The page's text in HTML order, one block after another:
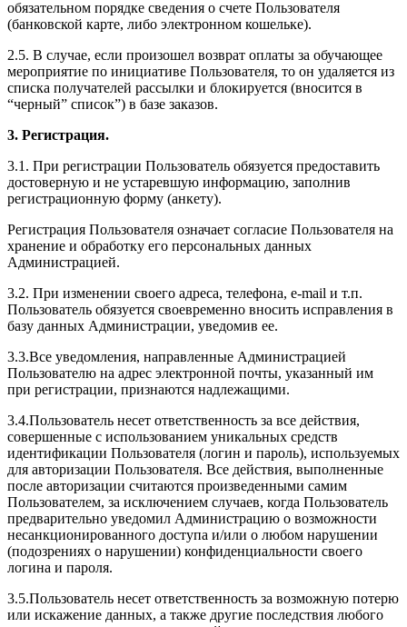
обязательном порядке сведения о счете Пользователя
(банковской карте, либо электронном кошельке).
2.5. В случае, если произошел возврат оплаты за обучающее
мероприятие по инициативе Пользователя, то он удаляется из
списка получателей рассылки и блокируется (вносится в
“черный” список”) в базе заказов.
3. Регистрация.
3.1. При регистрации Пользователь обязуется предоставить
достоверную и не устаревшую информацию, заполнив
регистрационную форму (анкету).
Регистрация Пользователя означает согласие Пользователя на
хранение и обработку его персональных данных
Администрацией.
3.2. При изменении своего адреса, телефона, e-mail и т.п.
Пользователь обязуется своевременно вносить исправления в
базу данных Администрации, уведомив ее.
3.3.Все уведомления, направленные Администрацией
Пользователю на адрес электронной почты, указанный им
при регистрации, признаются надлежащими.
3.4.Пользователь несет ответственность за все действия,
совершенные с использованием уникальных средств
идентификации Пользователя (логин и пароль), используемых
для авторизации Пользователя. Все действия, выполненные
после авторизации считаются произведенными самим
Пользователем, за исключением случаев, когда Пользователь
предварительно уведомил Администрацию о возможности
несанкционированного доступа и/или о любом нарушении
(подозрениях о нарушении) конфиденциальности своего
логина и пароля.
3.5.Пользователь несет ответственность за возможную потерю
или искажение данных, а также другие последствия любого